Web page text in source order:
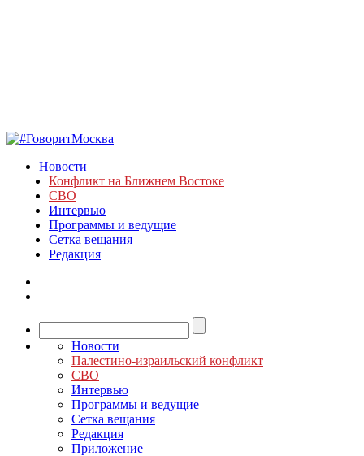
Новости
Конфликт на Ближнем Востоке
СВО
Интервью
Программы и ведущие
Сетка вещания
Редакция
Новости
Палестино-израильский конфликт
СВО
Интервью
Программы и ведущие
Сетка вещания
Редакция
Приложение